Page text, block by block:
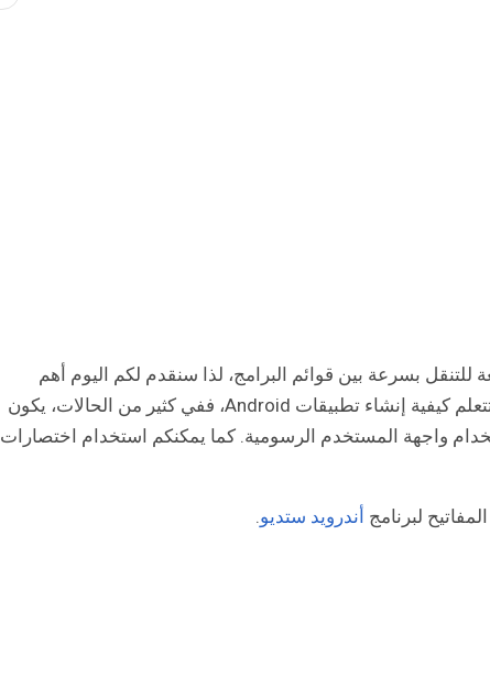
بسرعة بين قوائم البرامج، لذا سنقدم لكم اليوم أهم
اختصارات برنامج Android Studio، حيث سوف تتعلم كيفية إنشاء تطبيقات Android، ففي كثير من الحالات، يكون
واجهة المستخدم الرسومية. كما يمكنكم استخدام اختصارات
لبرنامج أندرويد ستديو.